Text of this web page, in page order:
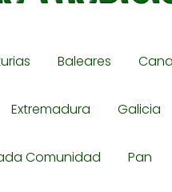
Baleares
Extremadura Galicia
Comunidad Pan